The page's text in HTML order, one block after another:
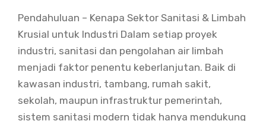
Pendahuluan – Kenapa Sektor Sanitasi & Limbah
Krusial untuk Industri Dalam setiap proyek
industri, sanitasi dan pengolahan air limbah
menjadi faktor penentu keberlanjutan. Baik di
kawasan industri, tambang, rumah sakit,
sekolah, maupun infrastruktur pemerintah,
sistem sanitasi modern tidak hanya mendukung